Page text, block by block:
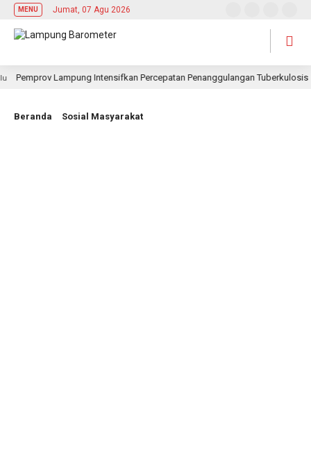
MENU Jumat, 07 Agu 2026
Pemprov Lampung Intensifkan Percepatan Penanggulangan Tuberkulosis
Beranda Sosial Masyarakat